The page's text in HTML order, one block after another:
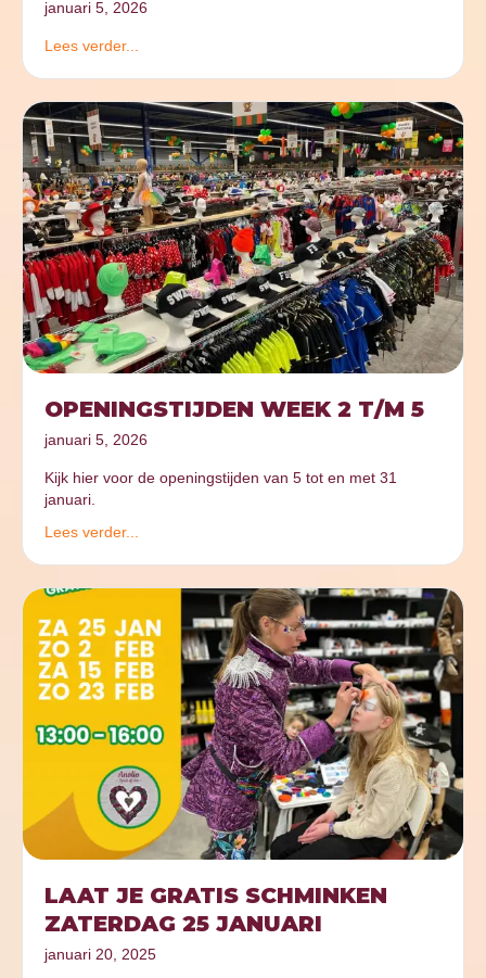
januari 5, 2026
Lees verder...
OPENINGSTIJDEN WEEK 2 T/M 5
januari 5, 2026
Kijk hier voor de openingstijden van 5 tot en met 31
januari.
Lees verder...
LAAT JE GRATIS SCHMINKEN
ZATERDAG 25 JANUARI
januari 20, 2025